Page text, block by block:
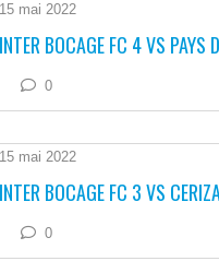
15 mai 2022
INTER BOCAGE FC 4 VS PAYS
0
15 mai 2022
INTER BOCAGE FC 3 VS
0